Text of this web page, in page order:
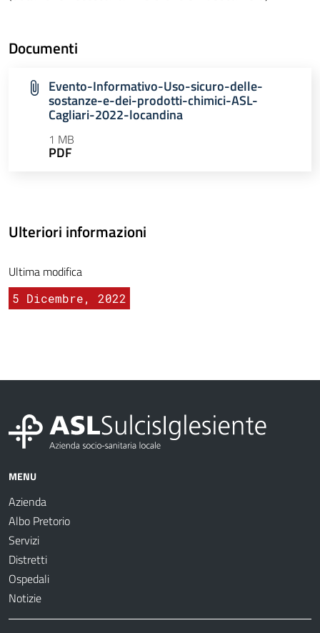
Documenti
Evento-Informativo-Uso-sicuro-delle-
sostanze-e-dei-prodotti-chimici-ASL-
Cagliari-2022-locandina
1 MB
PDF
Ulteriori informazioni
Ultima modifica
5 Dicembre, 2022
MENU
Azienda
Albo Pretorio
Servizi
Distretti
Ospedali
Notizie